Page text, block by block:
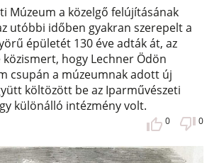
Múzeum a közelgő felújításának
utóbbi időben gyakran szerepelt a
épületét 130 éve adták át, az
közismert, hogy Lechner Ödön
csupán a múzeumnak adott új
költözött be az Iparművészeti
különálló intézmény volt.
0 0